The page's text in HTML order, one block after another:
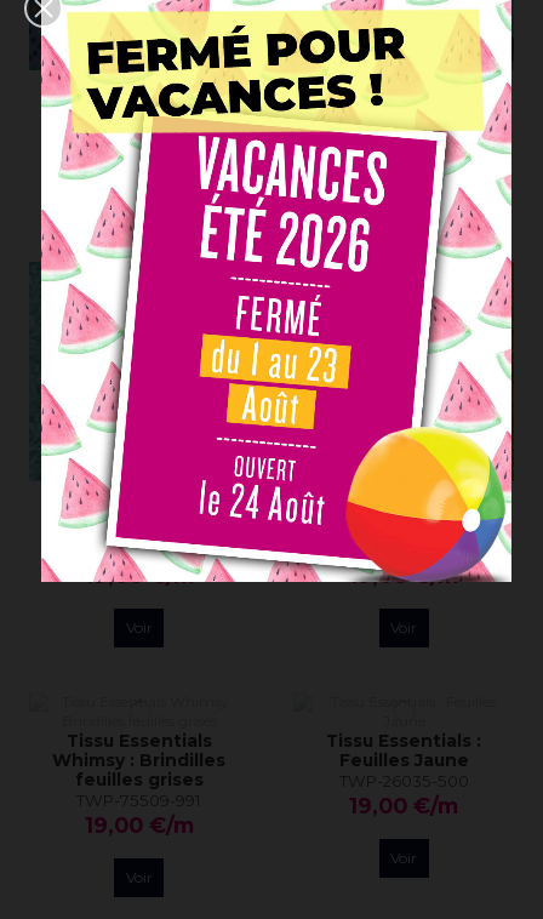
Tissu Glass Beads :
Taches bleu lilas
TWP-77664-643
19,00 €/m
Voir
Tissu Robots
TI-101
18,50 €/m
Tissu Essentials
Whimsy : Brindilles
feuilles Bleu
TWP-75509-441
19,00 €/m
Voir
Tissu Essentials
Whimsy : Brindilles
feuille Orange
TWP-75509-888
19,00 €/m
Voir
Tissu Essentials
Whimsy : Brindilles
feuilles grises
TWP-75509-991
19,00 €/m
Voir
Tissu Essentials :
Feuilles Jaune
TWP-26035-500
19,00 €/m
Voir